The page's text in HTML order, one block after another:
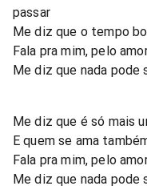
passar
Me diz que o tempo
Fala pra mim, pelo
Me diz que nada pode
Me diz que é só mais
E quem se ama
Fala pra mim, pelo
Me diz que nada pode